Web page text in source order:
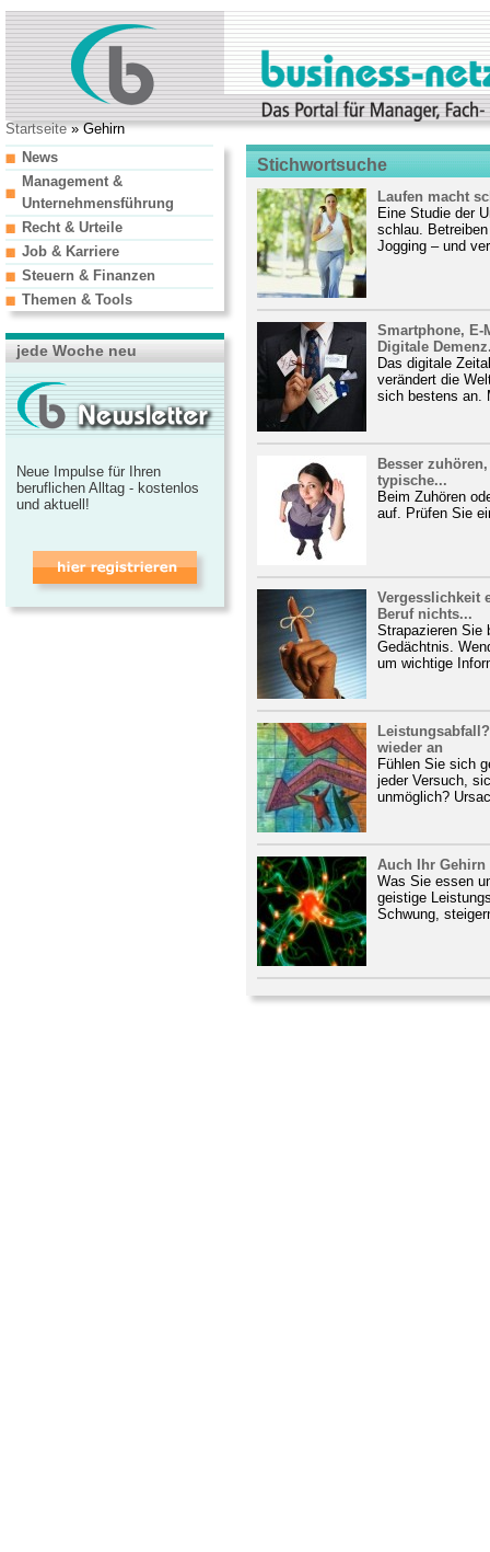
Startseite» Gehirn
Stichwortsuche
Laufen macht
Eine Studie der
schlau.
Jogging – und
Smartphone, E-
Digitale
Das digitale
verändert die
sich bestens an.
Besser
typische...
Beim Zuhören
auf. Prüfen Sie
Vergesslichkeit
Beruf nichts...
Strapazieren Sie
Gedächtnis.
um wichtige
wieder an
Fühlen Sie sich
jeder Versuch,
unmöglich?
Auch Ihr Gehirn
Was Sie essen
geistige
Schwung,
News
Management &
Unternehmensführung
Recht & Urteile
Job & Karriere
Steuern & Finanzen
Themen & Tools
jede Woche neu
Neue Impulse für Ihren
beruflichen Alltag - kostenlos
und aktuell!